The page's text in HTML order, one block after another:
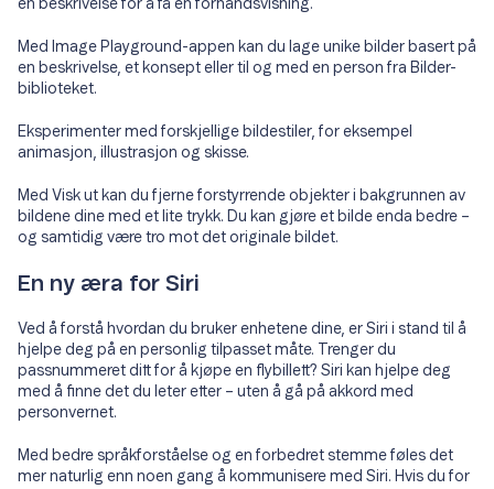
en beskrivelse for å få en forhåndsvisning.
Med Image Playground-appen kan du lage unike bilder basert på
en beskrivelse, et konsept eller til og med en person fra Bilder-
biblioteket.
Eksperimenter med forskjellige bildestiler, for eksempel
animasjon, illustrasjon og skisse.
Med Visk ut kan du fjerne forstyrrende objekter i bakgrunnen av
bildene dine med et lite trykk. Du kan gjøre et bilde enda bedre –
og samtidig være tro mot det originale bildet.
En ny æra for Siri
Ved å forstå hvordan du bruker enhetene dine, er Siri i stand til å
hjelpe deg på en personlig tilpasset måte. Trenger du
passnummeret ditt for å kjøpe en flybillett? Siri kan hjelpe deg
med å finne det du leter etter – uten å gå på akkord med
personvernet.
Med bedre språkforståelse og en forbedret stemme føles det
mer naturlig enn noen gang å kommunisere med Siri. Hvis du for